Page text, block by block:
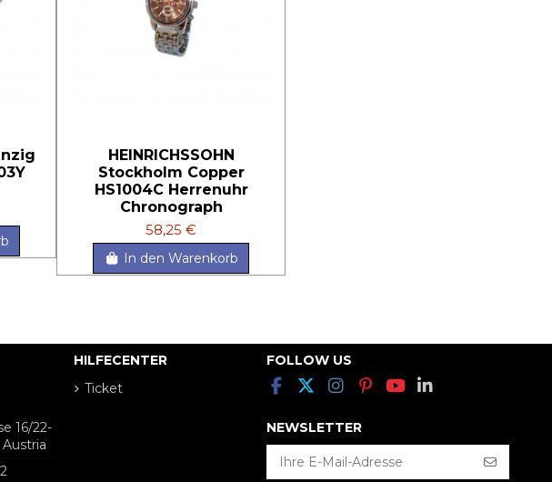
HEINRICHSSOHN
Stockholm Copper
HS1004C Herrenuhr
Chronograph
58,25 €
In den Warenkorb
16/22-
Austria
HILFECENTER
Ticket
FOLLOW US
NEWSLETTER